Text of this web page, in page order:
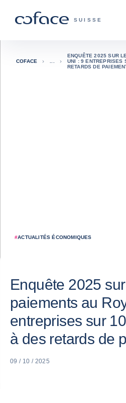
COFACE,
SUISSE
Retour à la page d'accueil
#ACTUALITÉS ÉCONOMIQUES
COFACE
ENQUÊTE 2025 SUR
UNI : 9 ENTREPRISES
RETARDS DE
Enquête 2025
paiements au
entreprises sur
à des retards de
09 / 10 / 2025